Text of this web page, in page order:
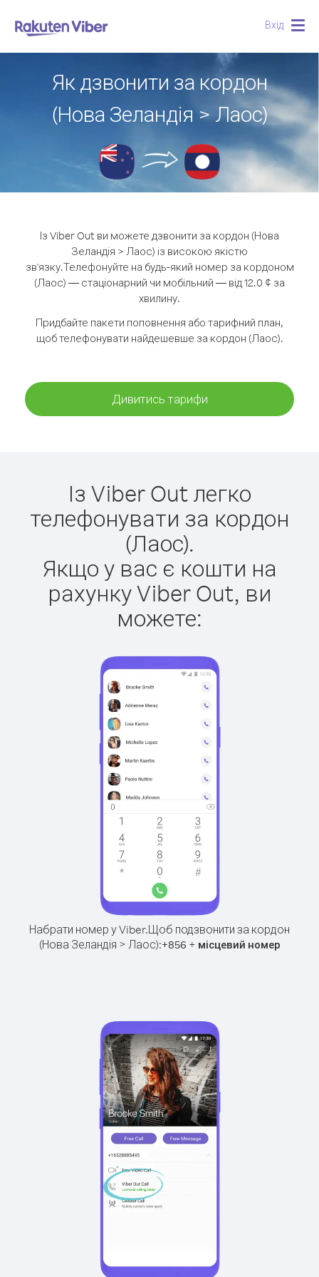
Вхід
Як дзвонити за кордон
(Нова Зеландія > Лаос)
Із Viber Out ви можете дзвонити за кордон (Нова
Зеландія > Лаос) із високою якістю
зв'язку.Телефонуйте на будь-який номер за кордоном
(Лаос) — стаціонарний чи мобільний — від 12.0 ¢ за
хвилину.
Придбайте пакети поповнення або тарифний план,
щоб телефонувати найдешевше за кордон (Лаос).
Дивитись тарифи
Із Viber Out легко
телефонувати за кордон
(Лаос).
Якщо у вас є кошти на
рахунку Viber Out, ви
можете:
Набрати номер у Viber.Щоб подзвонити за кордон
(Нова Зеландія > Лаос):+856 + місцевий номер